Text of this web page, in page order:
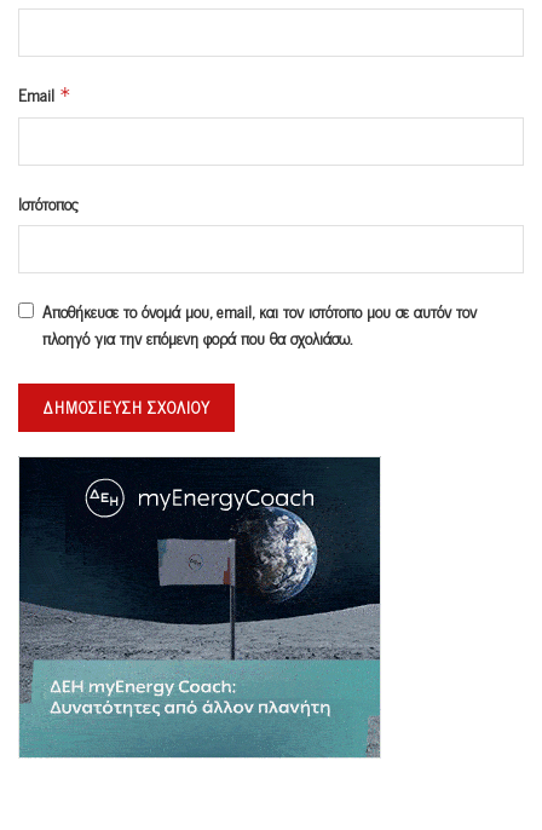
Email *
Ιστότοπος
Αποθήκευσε το όνομά μου, email, και τον ιστότοπο μου σε αυτόν τον
πλοηγό για την επόμενη φορά που θα σχολιάσω.